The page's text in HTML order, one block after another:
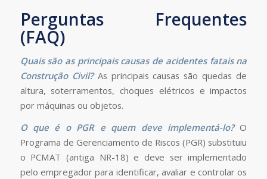
Perguntas Frequentes
(FAQ)
Quais são as principais causas de acidentes fatais na
Construção Civil?As principais causas são quedas de
altura, soterramentos, choques elétricos e impactos
por máquinas ou objetos.
O que é o PGR e quem deve implementá-lo?O
Programa de Gerenciamento de Riscos (PGR) substituiu
o PCMAT (antiga NR-18) e deve ser implementado
pelo empregador para identificar, avaliar e controlar os